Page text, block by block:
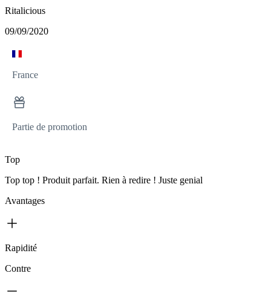
Ritalicious
09/09/2020
France
Partie de promotion
Top
Top top ! Produit parfait. Rien à redire ! Juste genial
Avantages
Rapidité
Contre